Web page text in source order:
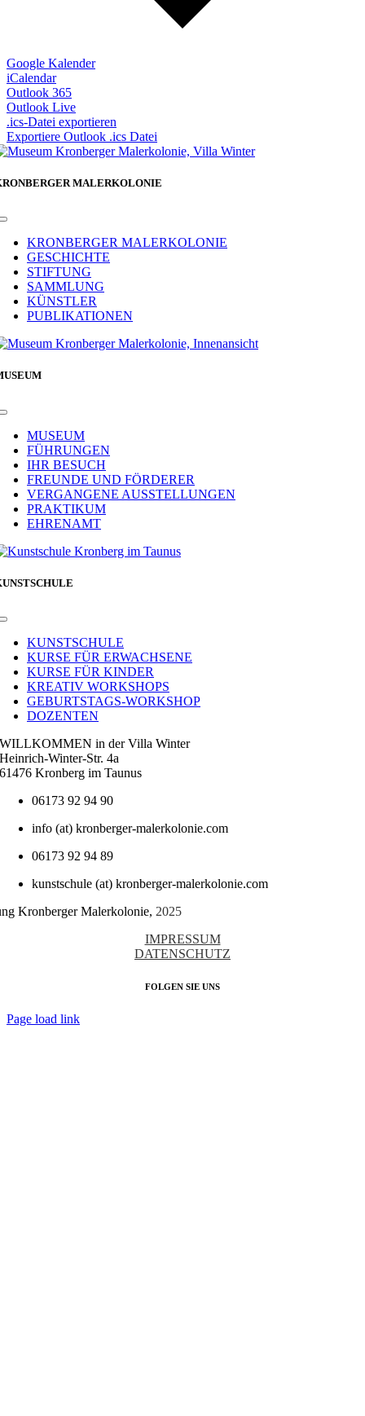
Google Kalender
iCalendar
Outlook 365
Outlook Live
.ics-Datei exportieren
Exportiere Outlook .ics Datei
MALERKOLONIE
Toggle
NavigationKRONBERGER MALERKOLONIE
GESCHICHTE
STIFTUNG
SAMMLUNG
KÜNSTLER
PUBLIKATIONEN
Toggle
NavigationMUSEUM
FÜHRUNGEN
IHR BESUCH
FREUNDE UND FÖRDERER
VERGANGENE AUSSTELLUNGEN
PRAKTIKUM
EHRENAMT
Toggle
NavigationKUNSTSCHULE
KURSE FÜR ERWACHSENE
KURSE FÜR KINDER
KREATIV WORKSHOPS
GEBURTSTAGS-WORKSHOP
DOZENTEN
WILLKOMMEN in der Villa Winter
Heinrich-Winter-Str. 4a
61476 Kronberg im Taunus
06173 92 94 90
info (at) kronberger-malerkolonie.com
06173 92 94 89
kunstschule (at) kronberger-malerkolonie.com
Kronberger Malerkolonie, 2025
IMPRESSUM
DATENSCHUTZ
FOLGEN SIE UNS
Page load link